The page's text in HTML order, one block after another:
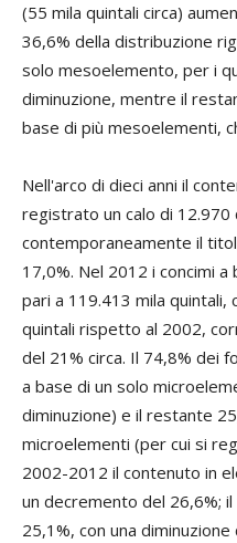
(55 mila quintali circa)
36,6% della distribuzione
solo mesoelemento, per i
diminuzione, mentre il
base di più mesoelementi,
Nell'arco di dieci anni il
registrato un calo di 12.970
contemporaneamente il
17,0%. Nel 2012 i concimi
pari a 119.413 mila quintali,
quintali rispetto al 2002,
del 21% circa. Il 74,8% dei
a base di un solo
diminuzione) e il restante
microelementi (per cui si
2002-2012 il contenuto in
un decremento del 26,6%;
25,1%, con una